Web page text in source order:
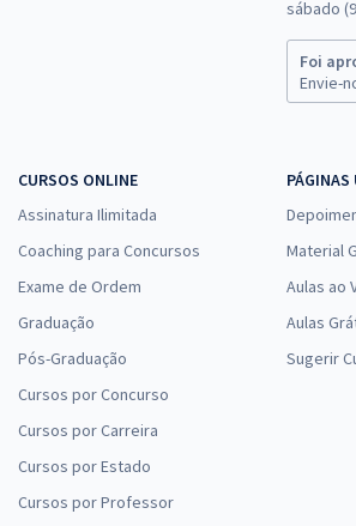
sábado
Foi
Envie-
CURSOS ONLINE
Assinatura Ilimitada
Coaching para Concursos
Exame de Ordem
Graduação
Pós-Graduação
Cursos por Concurso
Cursos por Carreira
Cursos por Estado
Cursos por Professor
PÁGINAS
Material
Aulas ao
Aulas
Sugerir